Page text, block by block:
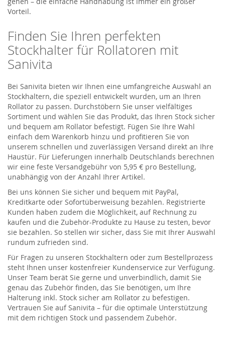
Vorteil.
Finden Sie Ihren perfekten
Stockhalter für Rollatoren mit
Sanivita
Bei Sanivita bieten wir Ihnen eine umfangreiche Auswahl an
Stockhaltern, die speziell entwickelt wurden, um an Ihren
Rollator zu passen. Durchstöbern Sie unser vielfältiges
Sortiment und wählen Sie das Produkt, das Ihren Stock sicher
und bequem am Rollator befestigt. Fügen Sie Ihre Wahl
einfach dem Warenkorb hinzu und profitieren Sie von
unserem schnellen und zuverlässigen Versand direkt an Ihre
Haustür. Für Lieferungen innerhalb Deutschlands berechnen
wir eine feste Versandgebühr von 5,95 € pro Bestellung,
unabhängig von der Anzahl Ihrer Artikel.
Bei uns können Sie sicher und bequem mit PayPal,
Kreditkarte oder Sofortüberweisung bezahlen. Registrierte
Kunden haben zudem die Möglichkeit, auf Rechnung zu
kaufen und die Zubehör-Produkte zu Hause zu testen, bevor
sie bezahlen. So stellen wir sicher, dass Sie mit Ihrer Auswahl
rundum zufrieden sind.
Für Fragen zu unseren Stockhaltern oder zum Bestellprozess
steht Ihnen unser kostenfreier Kundenservice zur Verfügung.
Unser Team berät Sie gerne und unverbindlich, damit Sie
genau das Zubehör finden, das Sie benötigen, um Ihre
Halterung inkl. Stock sicher am Rollator zu befestigen.
Vertrauen Sie auf Sanivita – für die optimale Unterstützung
mit dem richtigen Stock und passendem Zubehör.